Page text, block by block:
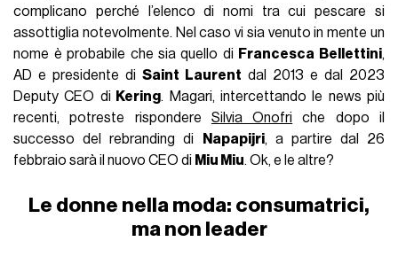
complicano perché l’elenco di nomi tra cui pescare si
assottiglia notevolmente. Nel caso vi sia venuto in mente un
nome è probabile che sia quello di Francesca Bellettini,
AD e presidente diSaint Laurent dal 2013 e dal 2023
Deputy CEO di Kering. Magari, intercettando le news più
recenti, potreste rispondere Silvia Onofri che dopo il
successo del rebranding di
Napapijri, a partire dal 26
febbraio sarà il nuovo CEO di Miu Miu. Ok, e le altre?
Le donne nella moda: consumatrici,
ma non leader